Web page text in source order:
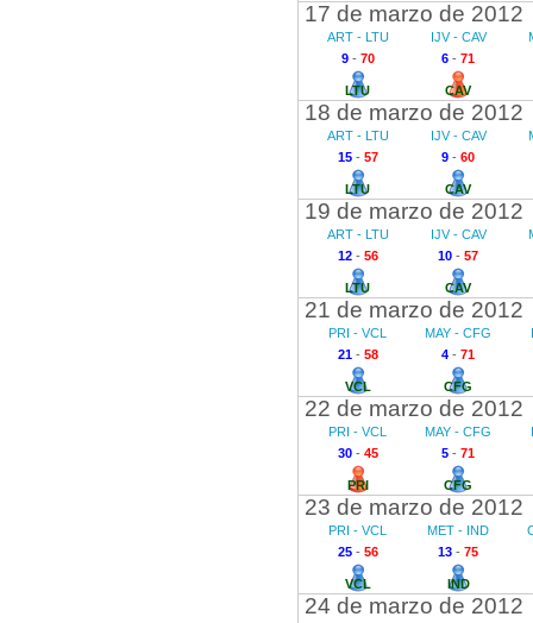
17 de marzo de 2012
ART - LTU
9- 70
LTU
IJV - CAV
6 - 71
CAV
18 de marzo de 2012
ART - LTU
15- 57
LTU
IJV - CAV
9 - 60
CAV
19 de marzo de 2012
ART - LTU
12- 56
LTU
IJV - CAV
10 - 57
CAV
21 de marzo de 2012
PRI - VCL
21- 58
VCL
MAY - CFG
4 - 71
CFG
22 de marzo de 2012
PRI - VCL
30- 45
PRI
MAY - CFG
5 - 71
CFG
23 de marzo de 2012
PRI - VCL
25- 56
VCL
MET - IND
13 - 75
IND
24 de marzo de 2012